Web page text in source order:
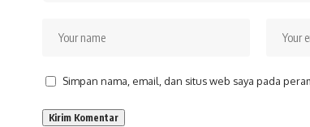
Simpan nama, email, dan situs web saya pada